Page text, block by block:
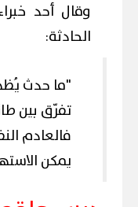
وقال أحد
الحادثة:
"ما حدث
تفرّق بين
فالعادم
يمكن